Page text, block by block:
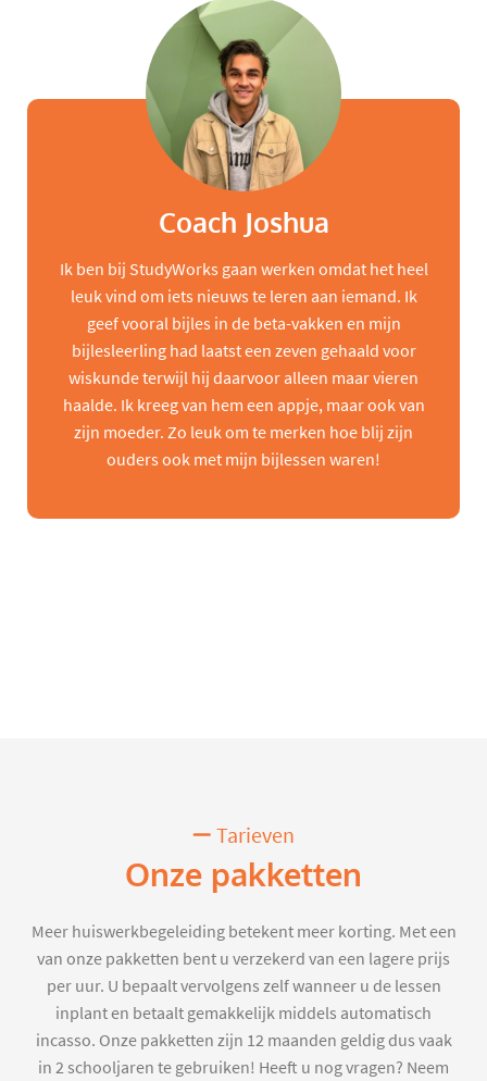
Coach Joshua
Ik ben bij StudyWorks gaan werken omdat het heel
leuk vind om iets nieuws te leren aan iemand. Ik
geef vooral bijles in de beta-vakken en mijn
bijlesleerling had laatst een zeven gehaald voor
wiskunde terwijl hij daarvoor alleen maar vieren
haalde. Ik kreeg van hem een appje, maar ook van
zijn moeder. Zo leuk om te merken hoe blij zijn
ouders ook met mijn bijlessen waren!
Tarieven
Onze pakketten
Meer huiswerkbegeleiding betekent meer korting. Met een
van onze pakketten bent u verzekerd van een lagere prijs
per uur. U bepaalt vervolgens zelf wanneer u de lessen
inplant en betaalt gemakkelijk middels automatisch
incasso. Onze pakketten zijn 12 maanden geldig dus vaak
in 2 schooljaren te gebruiken! Heeft u nog vragen? Neem